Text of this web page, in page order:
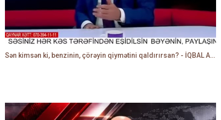
Sən kimsən ki, benzinin, çörəyin qiymətini qaldırırsan? - İQBAL AĞAZADƏ